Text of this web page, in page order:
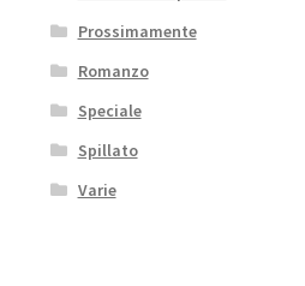
Prossimamente
Romanzo
Speciale
Spillato
Varie